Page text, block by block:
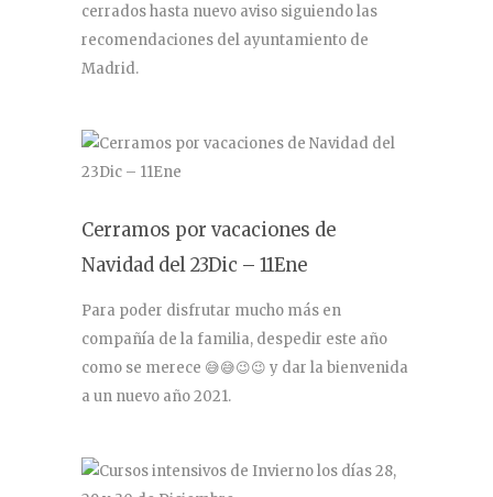
cerrados hasta nuevo aviso siguiendo las
recomendaciones del ayuntamiento de
Madrid.
Cerramos por vacaciones de
Navidad del 23Dic – 11Ene
Para poder disfrutar mucho más en
compañía de la familia, despedir este año
como se merece 😅😅😉😉 y dar la bienvenida
a un nuevo año 2021.